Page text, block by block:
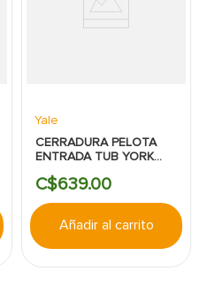
Yale
CERRADURA PELOTA
ENTRADA TUB YORK
INOXIDABLE
C$639.00
Añadir al carrito